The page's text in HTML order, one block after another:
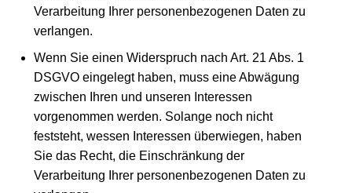
Verarbeitung Ihrer personenbezogenen Daten zu
verlangen.
Wenn Sie einen Widerspruch nach Art. 21 Abs. 1
DSGVO eingelegt haben, muss eine Abwägung
zwischen Ihren und unseren Interessen
vorgenommen werden. Solange noch nicht
feststeht, wessen Interessen überwiegen, haben
Sie das Recht, die Einschränkung der
Verarbeitung Ihrer personenbezogenen Daten zu